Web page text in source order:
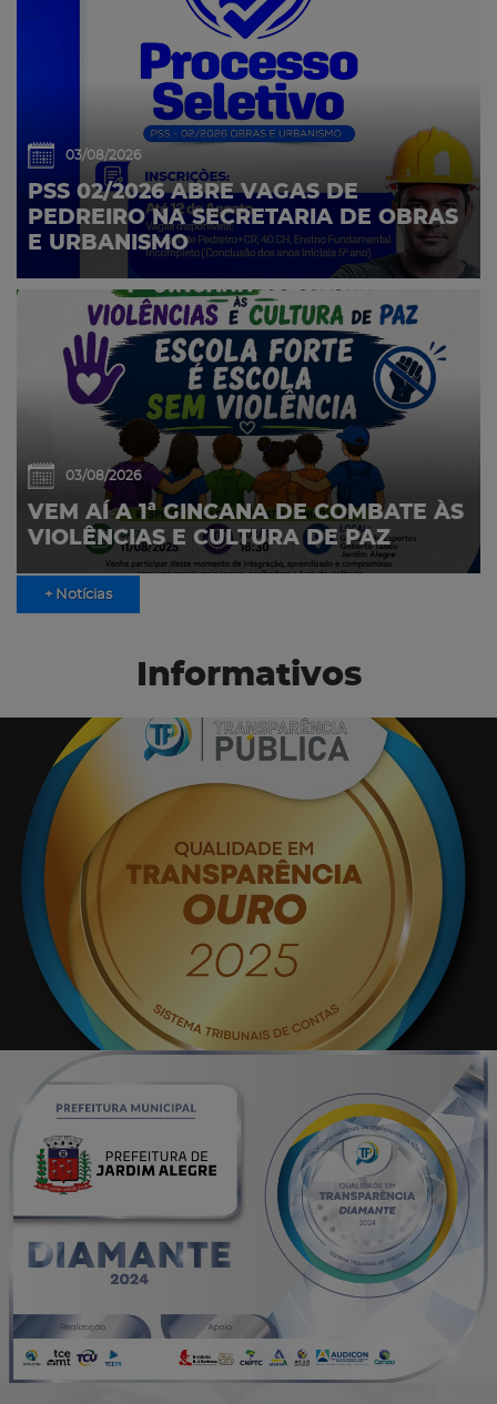
03/08/2026
PSS 02/2026 ABRE VAGAS DE
PEDREIRO NA SECRETARIA DE OBRAS
E URBANISMO
03/08/2026
VEM AÍ A 1ª GINCANA DE COMBATE ÀS
VIOLÊNCIAS E CULTURA DE PAZ
+ Notícias
Informativos